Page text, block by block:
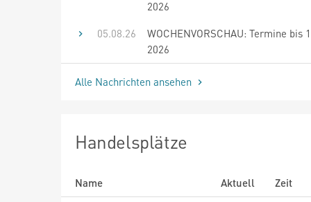
2026
05.08.26
WOCHENVORSCHAU: Termine bis
2026
Alle Nachrichten ansehen
Handelsplätze
Name Aktuell
Zeit